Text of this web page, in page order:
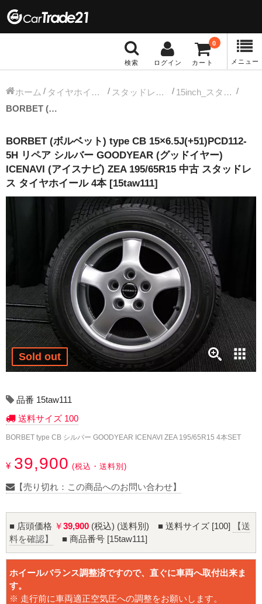
検索 ログイン カート
0
メニュー
冬タイヤホイール
13インチ：冬タイヤホイール
14インチ：冬タイヤホイール
15インチ：冬タイヤホイール
16インチ：冬タイヤホイール
17インチ：冬タイヤホイール
18インチ：冬タイヤホイール
19インチ：冬タイヤホイール
20インチ：冬タイヤホイール
13インチ：夏タイヤホイール
14インチ：夏タイヤホイール
15インチ：夏タイヤホイール
16インチ：夏タイヤホイール
17インチ：夏タイヤホイール
ホーム タイヤホイールセット スタッドレス中古タイヤホイール
15inch_スタッドレス中古タイヤホイール
BORBET (ボルベット) type CB 15×6.5J(+51)PCD112-5H リペア シルバー GOODYEAR (グッドイヤー) ICENAVI (アイスナビ) ZEA 195/65R15 中古 スタッドレス タイヤホイール 4本 [15taw111]
BORBET (ボルベット) type CB 15×6.5J(+51)PCD112-
5H リペア シルバー GOODYEAR (グッドイヤー)
ICENAVI (アイスナビ) ZEA 195/65R15 中古 スタッドレ
ス タイヤホイール 4本 [15taw111]
Sold out
品番 15taw111
送料サイズ 100
BORBET type CB シルバー GOODYEAR ICENAVI ZEA 195/65R15 4本SET
¥ 39,900 (税込・送料別)
【売り切れ：この商品へのお問い合わせ】
■ 店頭価格 ￥39,900 (税込) (送料別) ■ 送料サイズ [100]
【送
料を確認】
■ 商品番号 [15taw111]
ホイールバランス調整済ですので、直ぐに車両へ取付出来ま
す。
※ 走行前に車両適正空気圧への調整をお願いします。